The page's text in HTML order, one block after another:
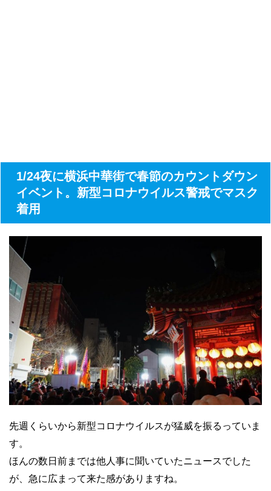
1/24夜に横浜中華街で春節のカウントダウン
イベント。新型コロナウイルス警戒でマスク
着用
先週くらいから新型コロナウイルスが猛威を振るっていま
す。
ほんの数日前までは他人事に聞いていたニュースでした
が、急に広まって来た感がありますね。